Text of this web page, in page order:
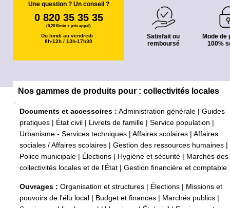
Une question ? Un conseil ?
0 820 35 35 35
(0,20 €/min + prix appel)
Du lundi au vendredi :
8h-12h / 13h-17h30
Satisfait ou
remboursé
Mode de
100%
Nos gammes de produits pour : collectivités locales
Documents et accessoires : Administration générale
Guides
pratiques
État civil Livrets de famille Service population
Urbanisme - Services techniques
Affaires scolaires
Affaires
sociales / Affaires scolaires
Gestion des ressources humaines
Police municipale
Élections Hygiène et sécurité
Marchés des
collectivités locales et de l'État
Gestion financière et comptable
Ouvrages : Organisation et structures Élections
Missions et
pouvoirs de l'élu local
Budget et finances Marchés publics